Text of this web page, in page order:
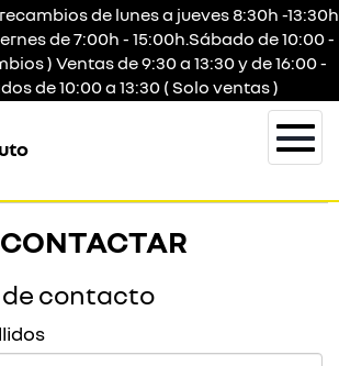
de lunes a jueves 8:30h -13:30h
de 7:00h - 15:00h.Sábado de 10:00 -
) Ventas de 9:30 a 13:30 y de 16:00 -
de 10:00 a 13:30 ( Solo ventas )
CONTACTAR
contacto